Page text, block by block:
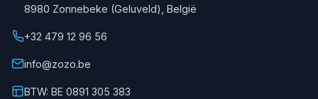
8980 Zonnebeke (Geluveld), België
+32 479 12 96 56
info@zozo.be
BTW: BE 0891 305 383